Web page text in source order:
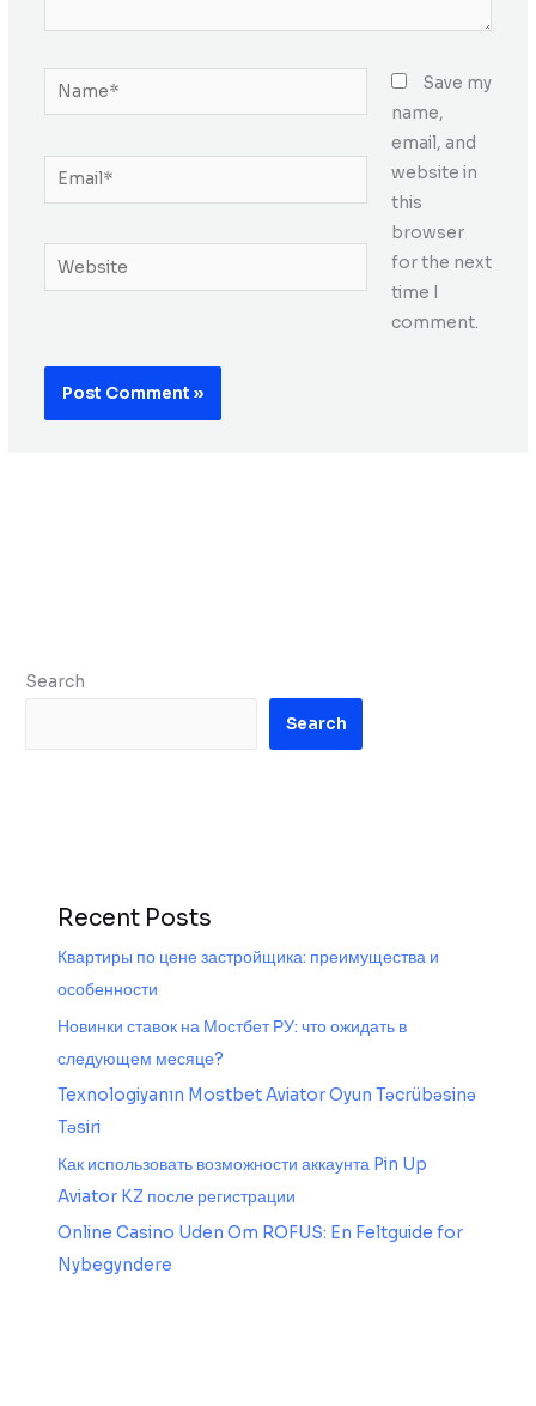
Name*
Email*
Website
Save my
name,
email, and
website in
this
browser
for the next
time I
comment.
Search
Search
Recent Posts
Квартиры по цене застройщика: преимущества и
особенности
Новинки ставок на Мостбет РУ: что ожидать в
следующем месяце?
Texnologiyanın Mostbet Aviator Oyun Təcrübəsinə
Təsiri
Как использовать возможности аккаунта Pin Up
Aviator KZ после регистрации
Online Casino Uden Om ROFUS: En Feltguide for
Nybegyndere